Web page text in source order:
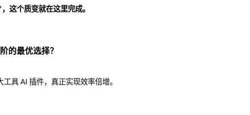
这个质变就在这里完成。
的最优选择？
具 AI 插件，真正实现效率倍增。